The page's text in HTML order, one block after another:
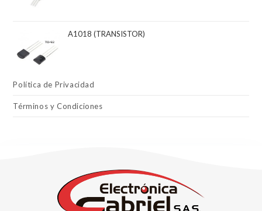
A1018 (TRANSISTOR)
Política de Privacidad
Términos y Condiciones